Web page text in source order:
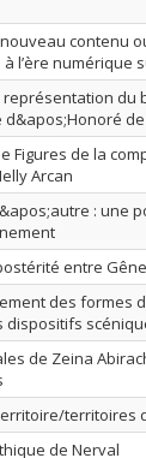
contenu
l’ère numérique
du
d&apos;Honoré
Figures de la
Arcan
: une
entre
des formes
dispositifs
de Zeina
territoires
de Nerval